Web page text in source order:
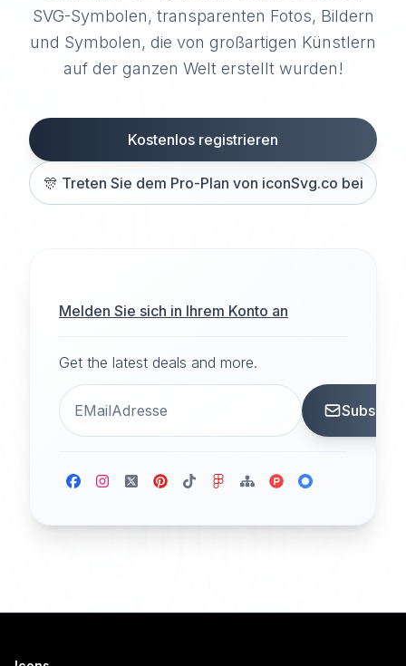
SVG-Symbolen, transparenten Fotos, Bildern
und Symbolen, die von großartigen Künstlern
auf der ganzen Welt erstellt wurden!
Kostenlos registrieren
🎊 Treten Sie dem Pro-Plan von iconSvg.co bei
Melden Sie sich in Ihrem Konto an
Get the latest deals and more.